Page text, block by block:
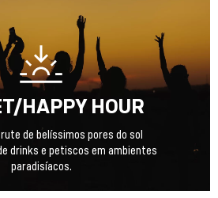
HAPPY HOUR
de belíssimos pores do sol
drinks e petiscos em ambientes
paradisíacos.